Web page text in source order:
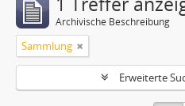
Archivische Beschreibung
Sammlung
Erweiterte